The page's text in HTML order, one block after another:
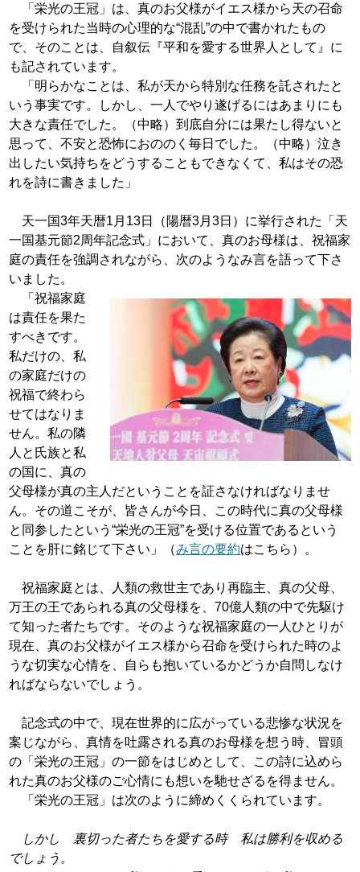
「栄光の王冠」は、真のお父様がイエス様から天の召命
を受けられた当時の心理的な“混乱”の中で書かれたもの
で、そのことは、
自叙伝『平和を愛する世界人として』に
も記されています。
「明らかなことは、私が天から特別な任務を託されたと
いう事実です。しかし、一人 でやり遂げるにはあまりにも
大きな責任でした。（中略）到底自分には果たし得ないと
思って、不安と恐怖におののく毎日でした。（中略）泣き
出したい気持ちをどうすることもできな くて、私はその恐
れを詩に書きました」
天一国3年天暦1月13日（陽暦3月3日） に挙行された「天
一国基元節2周年記念式」 において、真のお母様は、祝福家
庭の責任を強調されながら、次のようなみ言を語って下さ
いました。
「祝福家庭
は責任を果た
すべきです。
私だけの、私
の家庭だけの
祝福で終わら
せてはな りま
せん。私の隣
人と氏族と私
の国に、真の
父母様が真の主人だということを証さなければなりませ
ん。その道こそが、皆さんが今日、
この時代に真の父母様
と同参したという“栄光の王冠”を受ける位置であるという
ことを肝に銘じて下さい」（み言の要約はこちら ）。
祝福家庭とは、人類の救世主であり再臨主、真の父母、
万王の王であられる真の父母様を、70億人類の中で先駆け
て知った者たちです。そのような祝福家庭の一人ひとりが
現在、真のお父様がイエス様から召命を受けられた時のよ
うな切実な心情を、自らも抱いているかどうか自問しなけ
ればならないでしょう。
記念式の中で、現在世界的に広がっている悲惨な状況を
案 じながら、真情を吐露される真のお母様を想う時、冒頭
の「栄光の王冠」の一節をはじめとして、この詩に込めら
れた真のお父様のご心情にも想いを馳せざるを得ません。
「栄光の王冠」は次のように締めくくられています。
しかし 裏切った者たちを愛する時 私は勝利を収める
でしょう。